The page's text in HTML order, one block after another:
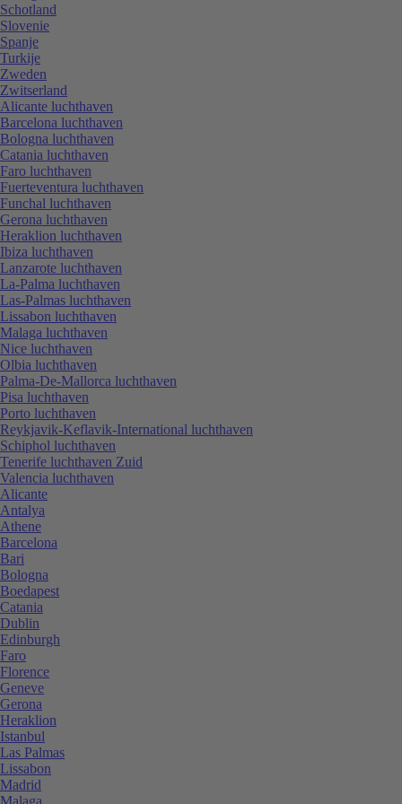
Schotland
Slovenie
Spanje
Turkije
Zweden
Zwitserland
Alicante luchthaven
Barcelona luchthaven
Bologna luchthaven
Catania luchthaven
Faro luchthaven
Fuerteventura luchthaven
Funchal luchthaven
Gerona luchthaven
Heraklion luchthaven
Ibiza luchthaven
Lanzarote luchthaven
La-Palma luchthaven
Las-Palmas luchthaven
Lissabon luchthaven
Malaga luchthaven
Nice luchthaven
Olbia luchthaven
Palma-De-Mallorca luchthaven
Pisa luchthaven
Porto luchthaven
Reykjavik-Keflavik-International luchthaven
Schiphol luchthaven
Tenerife luchthaven Zuid
Valencia luchthaven
Alicante
Antalya
Athene
Barcelona
Bari
Bologna
Boedapest
Catania
Dublin
Edinburgh
Faro
Florence
Geneve
Gerona
Heraklion
Istanbul
Las Palmas
Lissabon
Madrid
Malaga